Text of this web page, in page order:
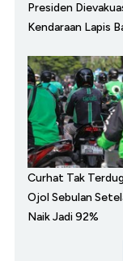
Presiden
Kendaraan Lapis
Curhat Tak
Ojol Sebulan
Naik Jadi 92%